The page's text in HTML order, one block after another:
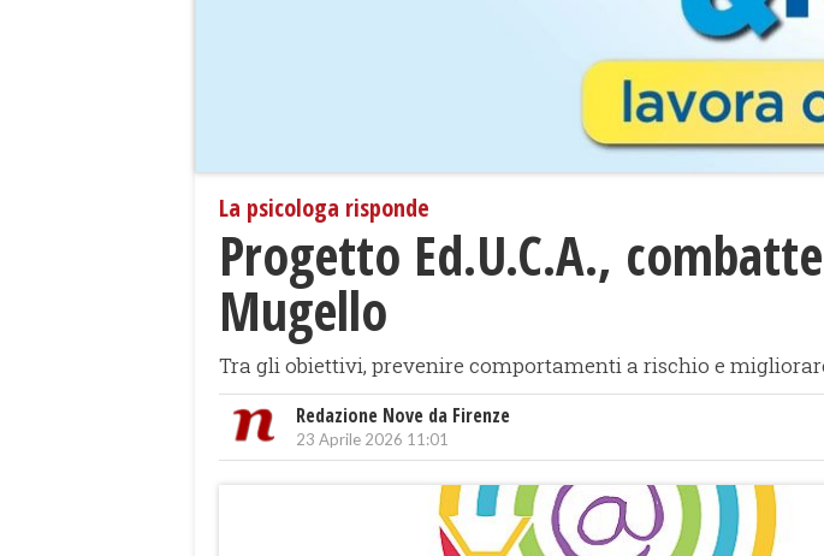
La psicologa risponde
Progetto Ed.U.C.A.,
Mugello
Tra gli obiettivi, prevenire comportamenti a rischio e
Redazione Nove da Firenze
23 Aprile 2026 11:01